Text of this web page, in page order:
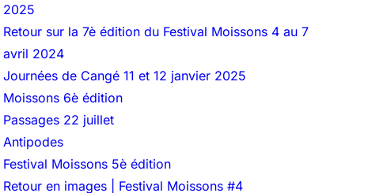
2025
Retour sur la 7è édition du Festival Moissons 4 au 7
avril 2024
Journées de Cangé 11 et 12 janvier 2025
Moissons 6è édition
Passages 22 juillet
Antipodes
Festival Moissons 5è édition
Retour en images | Festival Moissons #4